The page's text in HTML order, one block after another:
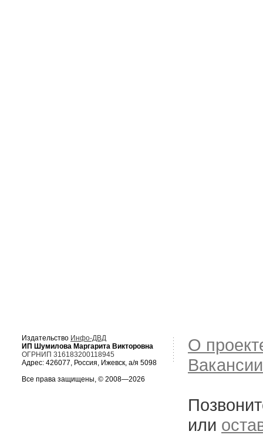
Издательство Инфо-ДВД
ИП Шумилова Маргарита Викторовна
ОГРНИП 316183200118945
Адрес: 426077, Россия, Ижевск, а/я 5098
Все права защищены, © 2008—2026
О
Вакансии
или